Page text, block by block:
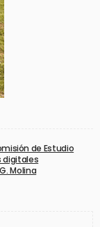
de Estudio
digitales
Molina